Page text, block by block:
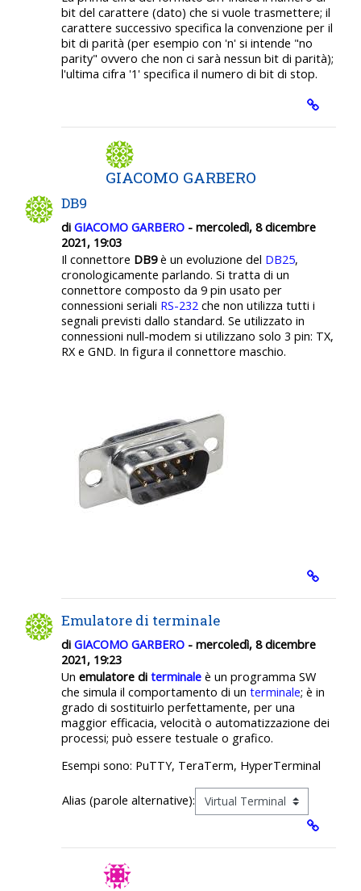
bit del carattere (dato) che si vuole trasmettere; il
carattere successivo specifica la convenzione per il
bit di parità (per esempio con 'n' si intende "no
parity" ovvero che non ci sarà nessun bit di parità);
l'ultima cifra '1' specifica il numero di bit di stop.
GIACOMO GARBERO
DB9
di GIACOMO GARBERO - mercoledì, 8 dicembre
2021, 19:03
Il connettore DB9è un evoluzione del DB25,
cronologicamente parlando. Si tratta di un
connettore composto da 9 pin usato per
connessioni seriali RS-232 che non utilizza tutti i
segnali previsti dallo standard. Se utilizzato in
connessioni null-modem si utilizzano solo 3 pin: TX,
RX e GND. In figura il connettore maschio.
Emulatore di terminale
di GIACOMO GARBERO - mercoledì, 8 dicembre
2021, 19:23
Un emulatore di terminale è un programma SW
che simula il comportamento di un terminale; è in
grado di sostituirlo perfettamente, per una
maggior efficacia, velocità o automatizzazione dei
processi; può essere testuale o grafico.
Esempi sono: PuTTY, TeraTerm, HyperTerminal
Alias (parole alternative):